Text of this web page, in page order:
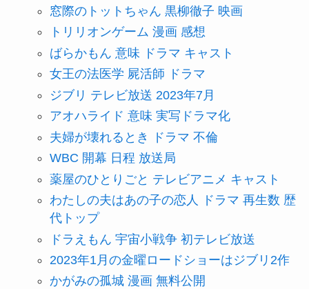
窓際のトットちゃん 黒柳徹子 映画
トリリオンゲーム 漫画 感想
ばらかもん 意味 ドラマ キャスト
女王の法医学 屍活師 ドラマ
ジブリ テレビ放送 2023年7月
アオハライド 意味 実写ドラマ化
夫婦が壊れるとき ドラマ 不倫
WBC 開幕 日程 放送局
薬屋のひとりごと テレビアニメ キャスト
わたしの夫はあの子の恋人 ドラマ 再生数 歴
代トップ
ドラえもん 宇宙小戦争 初テレビ放送
2023年1月の金曜ロードショーはジブリ2作
かがみの孤城 漫画 無料公開